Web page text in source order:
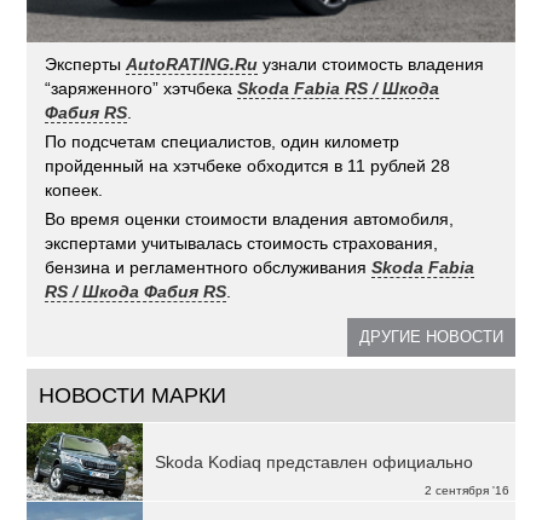
ЭкспертыAutoRATING.Ru узнали стоимость владения
“заряженного” хэтчбекаSkoda Fabia RS / Шкода
Фабия RS
По подсчетам специалистов, один километр
пройденный на хэтчбеке обходится в 11 рублей 28
копеек.
Во время оценки стоимости владения автомобиля,
экспертами учитывалась стоимость страхования,
бензина и регламентного обслуживанияSkoda Fabia
RS / Шкода Фабия RS
ДРУГИЕ НОВОСТИ
НОВОСТИ МАРКИ
2 сентября '16
Skoda Kodiaq представлен официально